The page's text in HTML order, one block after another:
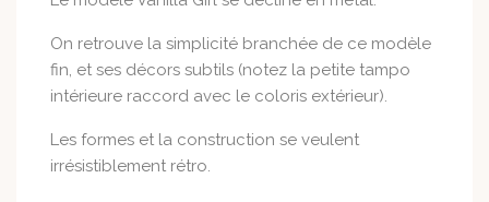
On retrouve la simplicité branchée de ce modèle
fin, et ses décors subtils (notez la petite tampo
intérieure raccord avec le coloris extérieur).
Les formes et la construction se veulent
irrésistiblement rétro.